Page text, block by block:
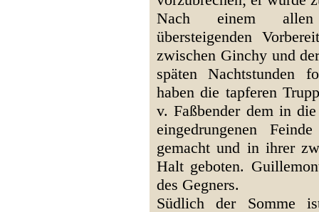
Nach einem allen
übersteigenden
zwischen Ginchy und
späten Nachtstunden
haben die tapferen
v. Faßbender dem in
eingedrungenen
gemacht und in ihrer
Halt geboten.
des Gegners.
Südlich der Somme